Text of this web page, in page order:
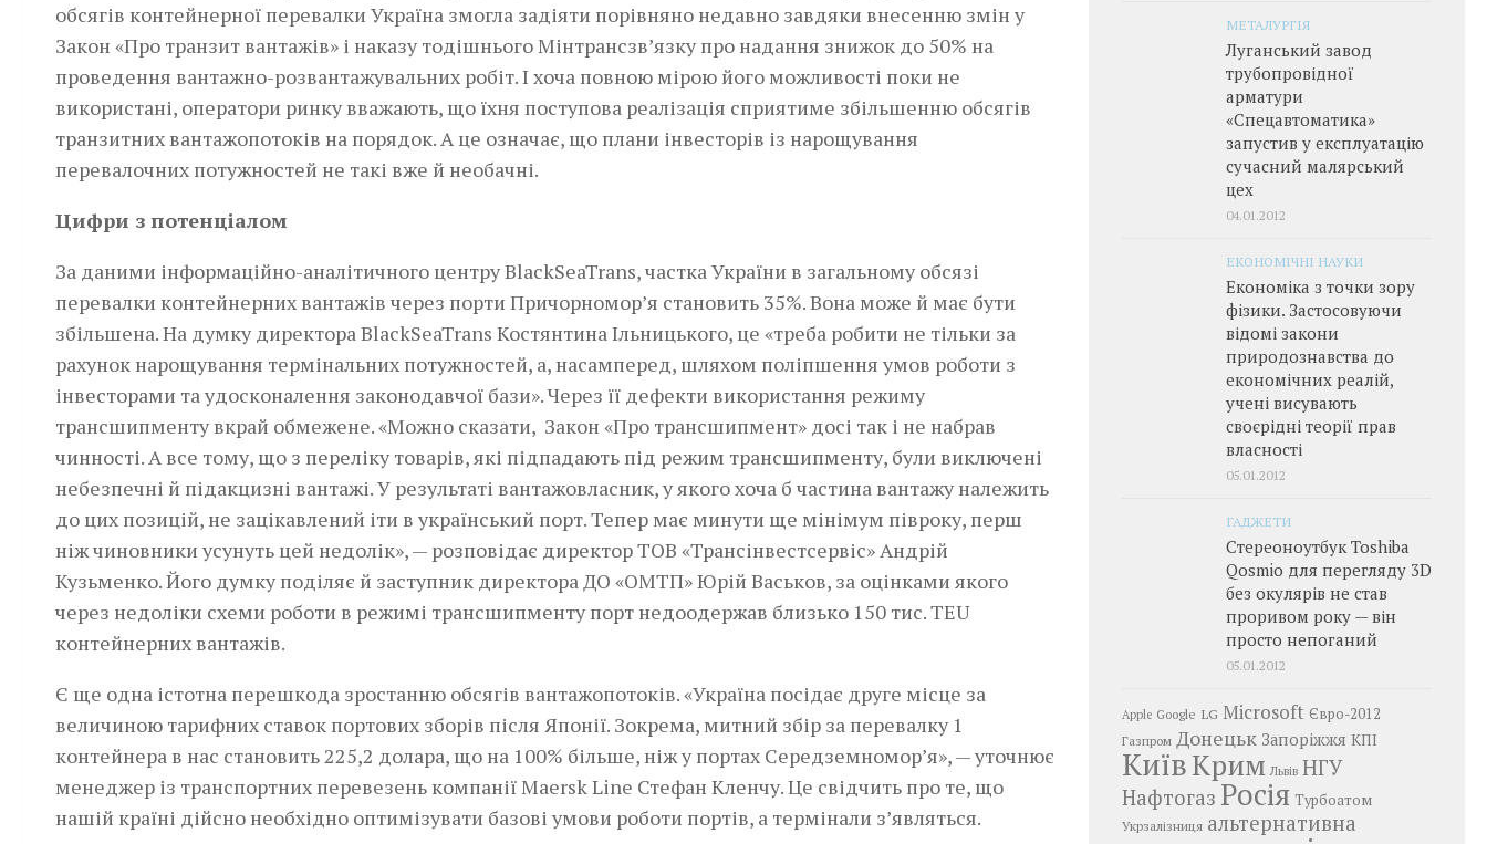
обсягів контейнерної перевалки Україна змогла задіяти порівняно недавно завдяки внесенню змін у
Закон «Про транзит вантажів» і наказу тодішнього Мінтрансзв’язку про надання знижок до 50% на
проведення вантажно-розвантажувальних робіт. І хоча повною мірою його можливості поки не
використані, оператори ринку вважають, що їхня поступова реалізація сприятиме збільшенню обсягів
транзитних вантажопотоків на порядок. А це означає, що плани інвесторів із нарощування
перевалочних потужностей не такі вже й необачні.
Цифри з потенціалом
За даними інформаційно-аналітичного центру BlackSeaTrans, частка України в загальному обсязі
перевалки контейнерних вантажів через порти Причорномор’я становить 35%. Вона може й має бути
збільшена. На думку директора BlackSeaTrans Костянтина Ільницького, це «треба робити не тільки за
рахунок нарощування термінальних потужностей, а, насамперед, шляхом поліпшення умов роботи з
інвесторами та удосконалення законодавчої бази». Через її дефекти використання режиму
трансшипменту вкрай обмежене. «Можно сказати, Закон «Про трансшипмент» досі так і не набрав
чинності. А все тому, що з переліку товарів, які підпадають під режим трансшипменту, були виключені
небезпечні й підакцизні вантажі. У результаті вантажовласник, у якого хоча б частина вантажу належить
до цих позицій, не зацікавлений іти в український порт. Тепер має минути ще мінімум півроку, перш
ніж чиновники усунуть цей недолік», — розповідає директор ТОВ «Трансінвестсервіс» Андрій
Кузьменко. Його думку поділяє й заступник директора ДО «ОМТП» Юрій Васьков, за оцінками якого
через недоліки схеми роботи в режимі трансшипменту порт недоодержав близько 150 тис. TEU
контейнерних вантажів.
Є ще одна істотна перешкода зростанню обсягів вантажопотоків. «Україна посідає друге місце за
величиною тарифних ставок портових зборів після Японії. Зокрема, митний збір за перевалку 1
контейнера в нас становить 225,2 долара, що на 100% більше, ніж у портах Середземномор’я», — уточнює
менеджер із транспортних перевезень компанії Mаersk Line Стефан Кленчу. Це свідчить про те, що
нашій країні дійсно необхідно оптимізувати базові умови роботи портів, а термінали з’являться.
МЕТАЛУРГІЯ
Луганський завод
трубопровідної
арматури
«Спецавтоматика»
запустив у експлуатацію
сучасний малярський
цех
04.01.2012
ЕКОНОМІЧНІ НАУКИ
Економіка з точки зору
фізики. Застосовуючи
відомі закони
природознавства до
економічних реалій,
учені висувають
своєрідні теорії прав
власності
05.01.2012
ГАДЖЕТИ
Стереоноутбук Toshiba
Qosmio для перегляду 3D
без окулярів не став
проривом року — він
просто непоганий
05.01.2012
Apple Google LG Microsoft Євро-2012
Газпром Донецьк Запоріжжя КПІ
КиївКрим Львів НГУ
Нафтогаз Росія Турбоатом
Укрзалізниця альтернативна